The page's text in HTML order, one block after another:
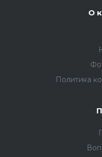
О
Политика